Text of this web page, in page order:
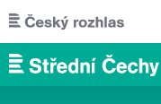
Přejít k hlavnímu obsahu